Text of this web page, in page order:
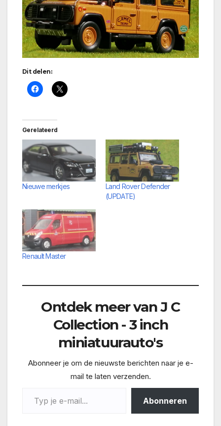
Dit delen:
Gerelateerd
Nieuwe merkjes
Land Rover Defender
(UPDATE)
Renault Master
Ontdek meer van J C
Collection - 3 inch
miniatuurauto's
Abonneer je om de nieuwste berichten naar je e-
mail te laten verzenden.
Abonneren